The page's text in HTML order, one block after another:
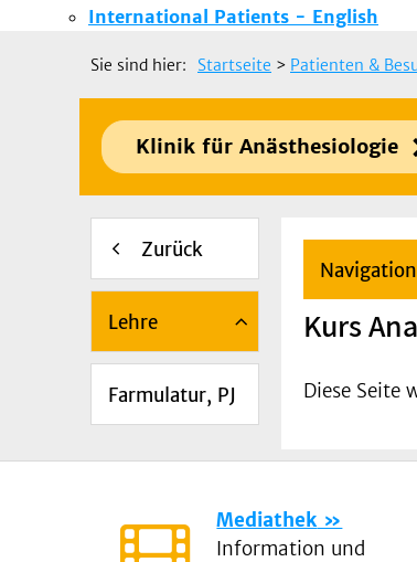
International Patients - English
Sie sind hier: Startseite > Patienten &
Klinik für Anästhesiologie
Zurück
Lehre
Farmulatur, PJ
Navigation
Kurs
Diese Seite
Mediathek
Information und